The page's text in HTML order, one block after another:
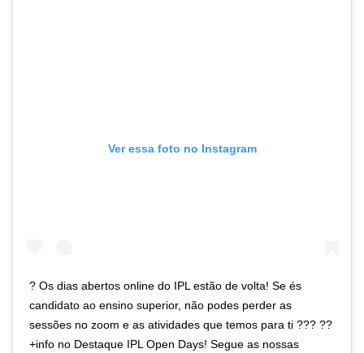
Ver essa foto no Instagram
? Os dias abertos online do IPL estão de volta! Se és
candidato ao ensino superior, não podes perder as
sessões no zoom e as atividades que temos para ti ??? ??
+info no Destaque IPL Open Days! Segue as nossas